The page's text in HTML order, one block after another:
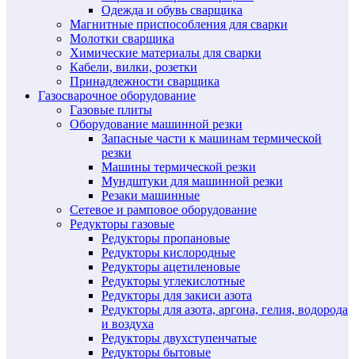
Одежда и обувь сварщика
Магнитные приспособления для сварки
Молотки сварщика
Химические материалы для сварки
Кабели, вилки, розетки
Принадлежности сварщика
Газосварочное оборудование
Газовые плиты
Оборудование машинной резки
Запасные части к машинам термической
резки
Машины термической резки
Мундштуки для машинной резки
Резаки машинные
Сетевое и рамповое оборудование
Редукторы газовые
Редукторы пропановые
Редукторы кислородные
Редукторы ацетиленовые
Редукторы углекислотные
Редукторы для закиси азота
Редукторы для азота, аргона, гелия, водорода
и воздуха
Редукторы двухступенчатые
Редукторы бытовые